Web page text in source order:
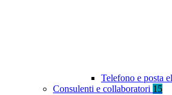
Telefono e posta
Consulenti e collaboratori 15